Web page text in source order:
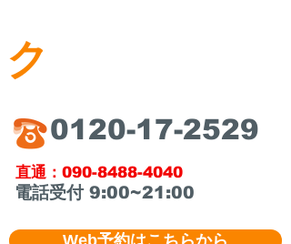
ク
​0120-17-2529
​直通：090-8488-4040
​電話受付 9:00~21:00
Web予約はこちらから